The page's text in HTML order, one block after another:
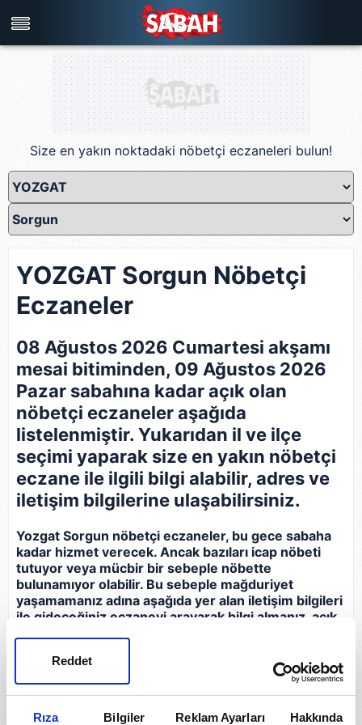
Rıza Bilgiler Reklam Ayarları Hakkında
Reddet
Türkiye'nin en iyi haber sitesi
Size en yakın noktadaki nöbetçi eczaneleri bulun!
YOZGAT Sorgun Nöbetçi
Eczaneler
08 Ağustos 2026 Cumartesi akşamı
mesai bitiminden, 09 Ağustos 2026
Pazar sabahına kadar açık olan
nöbetçi eczaneler aşağıda
listelenmiştir. Yukarıdan il ve ilçe
seçimi yaparak size en yakın nöbetçi
eczane ile ilgili bilgi alabilir, adres ve
iletişim bilgilerine ulaşabilirsiniz.
Yozgat Sorgun nöbetçi eczaneler, bu gece sabaha
kadar hizmet verecek. Ancak bazıları icap nöbeti
tutuyor veya mücbir bir sebeple nöbette
bulunamıyor olabilir. Bu sebeple mağduriyet
yaşamamanız adına aşağıda yer alan iletişim bilgileri
ile gideceğiniz eczaneyi arayarak bilgi almanız, açık
İletişim Bilgileri
Onur Eczanesi